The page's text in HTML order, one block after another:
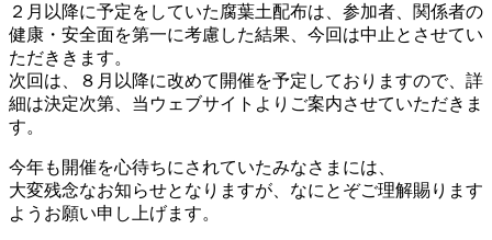
２月以降に予定をしていた腐葉土配布は、参加者、関係者の
健康・安全面を第一に考慮した結果、今回は中止とさせてい
ただききます。
次回は、８月以降に改めて開催を予定しておりますので、詳
細は決定次第、当ウェブサイトよりご案内させていただきま
す。
今年も開催を心待ちにされていたみなさまには、
大変残念なお知らせとなりますが、なにとぞご理解賜ります
ようお願い申し上げます。